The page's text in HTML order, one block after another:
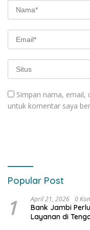
Simpan nama, email,
untuk komentar saya
Popular Post
1 April 21, 2026 0
Bank Jambi
Layanan di